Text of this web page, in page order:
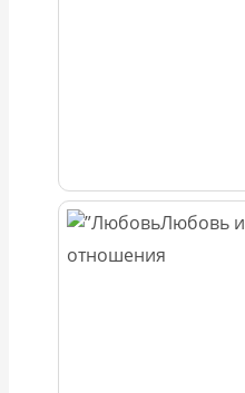
Любовь и
отношения